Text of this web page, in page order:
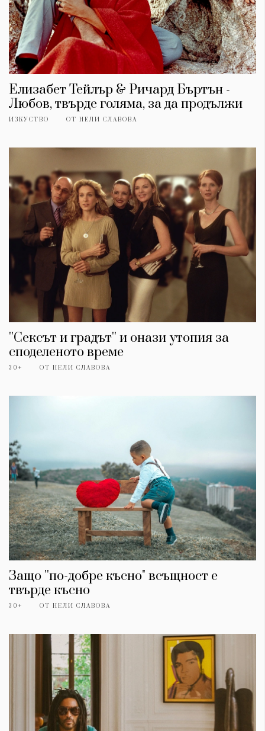
Елизабет Тейлър & Ричард Бъртън -
Любов, твърде голяма, за да продължи
ИЗКУСТВО ОТ НЕЛИ СЛАВОВА
''Сексът и градът'' и онази утопия за
споделеното време
30+ ОТ НЕЛИ СЛАВОВА
Защо ''по-добре късно" всъщност е
твърде късно
30+ ОТ НЕЛИ СЛАВОВА
КАТЕГОРИИ
Wine&Dine
Изкуство